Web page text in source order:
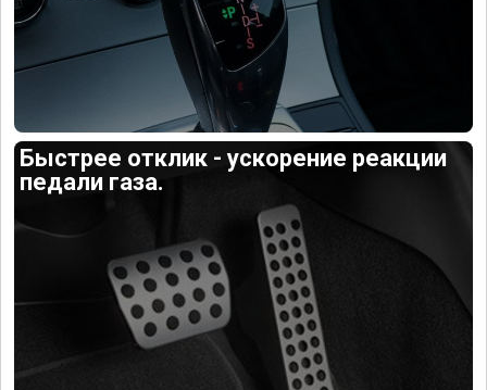
Быстрее отклик - ускорение реакции
педали газа.